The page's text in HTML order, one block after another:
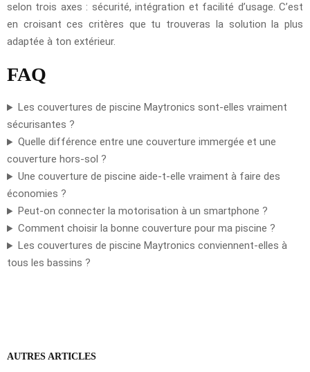
selon trois axes : sécurité, intégration et facilité d’usage. C’est
en croisant ces critères que tu trouveras la solution la plus
adaptée à ton extérieur.
FAQ
Les couvertures de piscine Maytronics sont-elles vraiment
sécurisantes ?
Quelle différence entre une couverture immergée et une
couverture hors-sol ?
Une couverture de piscine aide-t-elle vraiment à faire des
économies ?
Peut-on connecter la motorisation à un smartphone ?
Comment choisir la bonne couverture pour ma piscine ?
Les couvertures de piscine Maytronics conviennent-elles à
tous les bassins ?
AUTRES ARTICLES